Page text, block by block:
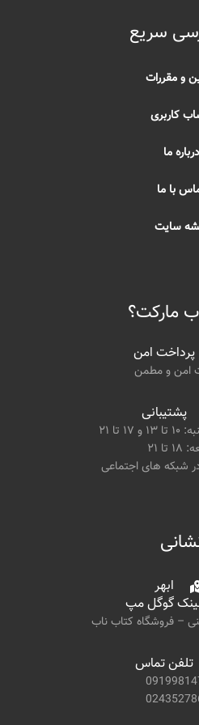
سریع
و مقررات
کاربری
درباره ما
با ما
سایت
مارکت؟
پرداخت امن
امن و مطمن
پشتیبانی
تا ۲۱
۲۱
در شبکه های اجتماعی
ابهر
گوگل مپ
– فروشگاه کتاب ناب
تلفن تماس